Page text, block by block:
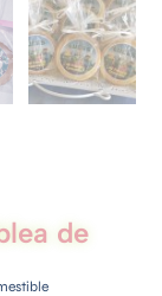
de